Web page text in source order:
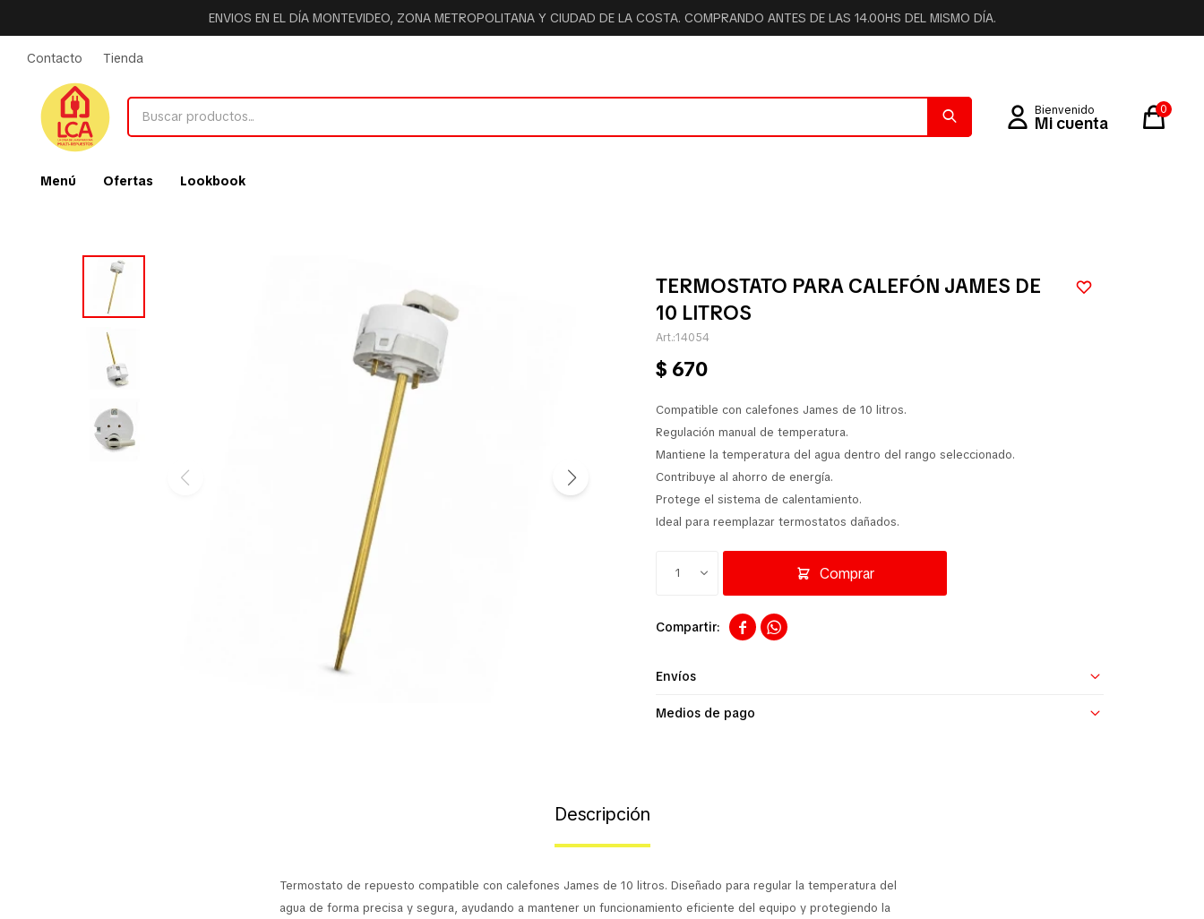
ENVIOS EN EL DÍA MONTEVIDEO, ZONA METROPOLITANA Y CIUDAD DE LA COSTA. COMPRANDO ANTES DE LAS 14.00HS DEL MISMO DÍA.
Menú Ofertas Lookbook
0
Contacto Tienda
TERMOSTATO PARA CALEFÓN JAMES DE
10 LITROS
14054
$ 670
Compatible con calefones James de 10 litros.
Regulación manual de temperatura.
Mantiene la temperatura del agua dentro del rango seleccionado.
Contribuye al ahorro de energía.
Protege el sistema de calentamiento.
Ideal para reemplazar termostatos dañados.
1 Comprar
 
Envíos
Medios de pago
Descripción
Termostato de repuesto compatible con calefones James de 10 litros. Diseñado para regular la temperatura del
agua de forma precisa y segura, ayudando a mantener un funcionamiento eficiente del equipo y protegiendo la